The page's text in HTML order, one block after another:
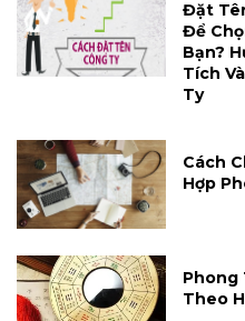
Đặt
Để
Bạn?
Tích
Ty
Cách
Hợp
Phong
Theo